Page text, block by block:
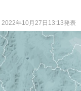
2022年10月27日13:13発表